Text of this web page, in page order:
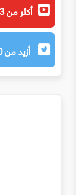
أكثر من 3 مليون و 800 ألف متابع
أزيد من 60 ألف متابع لنا عبر تويتر